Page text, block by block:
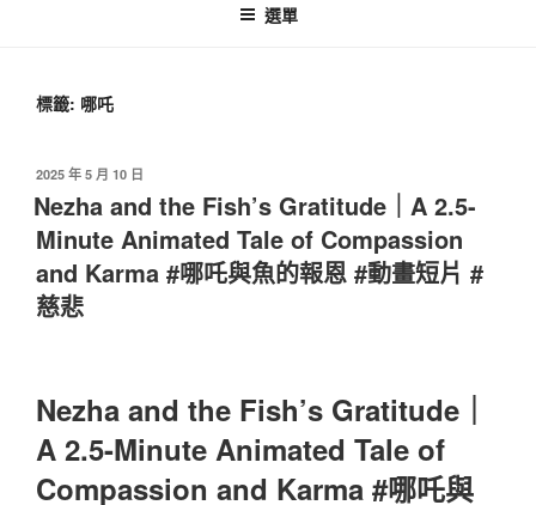
選單
標籤: 哪吒
2025 年 5 月 10 日
Nezha and the Fish’s Gratitude｜A 2.5-
Minute Animated Tale of Compassion
and Karma #哪吒與魚的報恩 #動畫短片 #
慈悲
Nezha and the Fish’s Gratitude｜
A 2.5-Minute Animated Tale of
Compassion and Karma #哪吒與